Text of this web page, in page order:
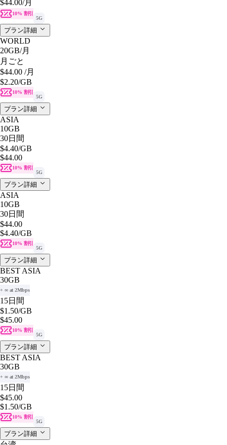
$44.00/月
10% 割引
5G
プラン詳細
WORLD
20GB/月
月ごと
$44.00 /月
$2.20/GB
10% 割引
5G
プラン詳細
ASIA
10GB
30日間
$4.40/GB
$44.00
10% 割引
5G
プラン詳細
ASIA
10GB
30日間
$44.00
$4.40/GB
10% 割引
5G
プラン詳細
BEST ASIA
30GB
+ ∞ at 2Mbps
15日間
$1.50/GB
$45.00
10% 割引
5G
プラン詳細
BEST ASIA
30GB
+ ∞ at 2Mbps
15日間
$45.00
$1.50/GB
10% 割引
5G
プラン詳細